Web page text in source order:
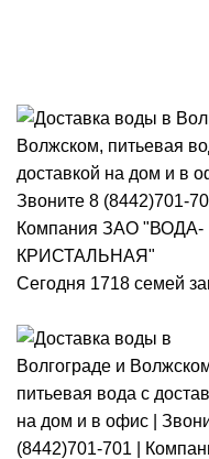
Сегодня 1718 семей